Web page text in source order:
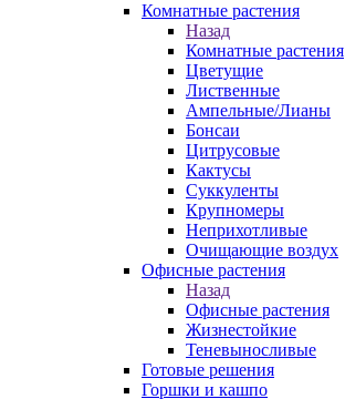
Комнатные растения
Назад
Комнатные растения
Цветущие
Лиственные
Ампельные/Лианы
Бонсаи
Цитрусовые
Кактусы
Суккуленты
Крупномеры
Неприхотливые
Очищающие воздух
Офисные растения
Назад
Офисные растения
Жизнестойкие
Теневыносливые
Готовые решения
Горшки и кашпо